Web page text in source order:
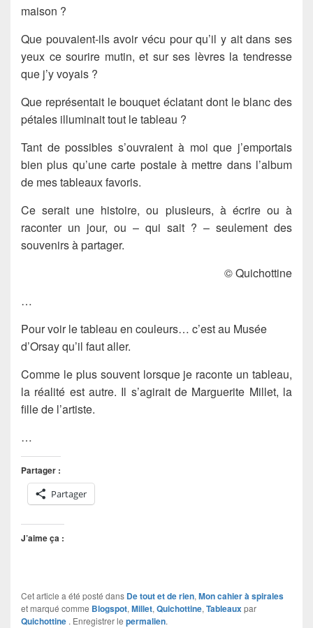
maison ?
Que pouvaient-ils avoir vécu pour qu’il y ait dans ses
yeux ce sourire mutin, et sur ses lèvres la tendresse
que j’y voyais ?
Que représentait le bouquet éclatant dont le blanc des
pétales illuminait tout le tableau ?
Tant de possibles s’ouvraient à moi que j’emportais
bien plus qu’une carte postale à mettre dans l’album
de mes tableaux favoris.
Ce serait une histoire, ou plusieurs, à écrire ou à
raconter un jour, ou – qui sait ? – seulement des
souvenirs à partager.
© Quichottine
…
Pour voir le tableau en couleurs… c’est au Musée
d’Orsay qu’il faut aller.
Comme le plus souvent lorsque je raconte un tableau,
la réalité est autre. Il s’agirait de Marguerite Millet, la
fille de l’artiste.
…
Partager :
Partager
J’aime ça :
Cet article a été posté dans De tout et de rien, Mon cahier à spirales
et marqué comme Blogspot, Millet, Quichottine, Tableauxpar
Quichottine . Enregistrer le permalien.